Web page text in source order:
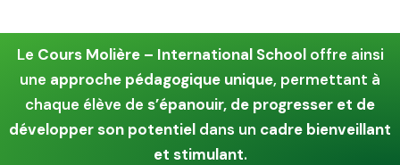
Le Cours Molière – International Schooloffre ainsi
une approche pédagogique unique, permettant à
chaque élève de s’épanouir, de progresser et de
développer son potentiel dans un cadre bienveillant
et stimulant.